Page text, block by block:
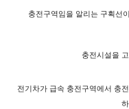
충전구역임을 알리는 구획선
충전시설을
전기차가 급속 충전구역에서 충